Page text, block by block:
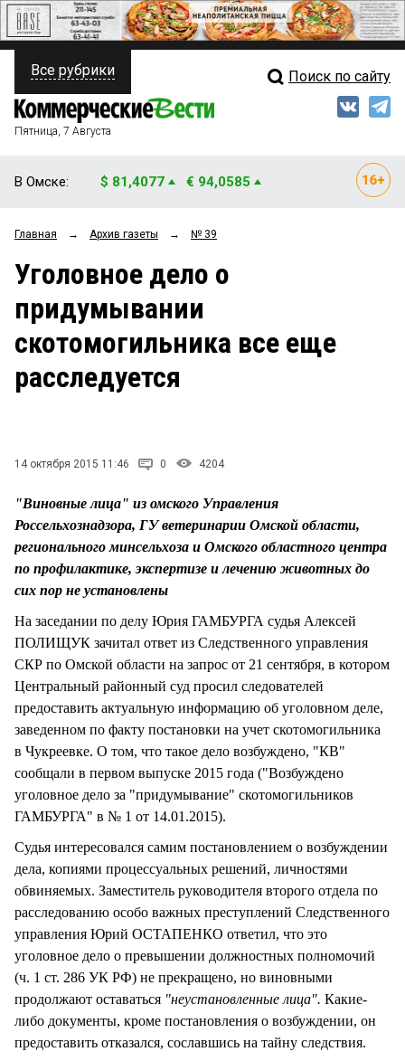
ПОЛИТИКА
ФИНАНСЫ
ОБЩЕСТВО
ЗАКОН
НОВОСТИ КОМПАНИЙ
Свежий выпуск
Архив
Все рубрики Поиск по сайту
Пятница, 7 Августа
В Омске: $ 81,4077 € 94,0585
Главная → Архив газеты → № 39
Уголовное дело о
придумывании
скотомогильника все еще
расследуется
14 октября 2015 11:46 0 4204
"Виновные лица" из омского Управления
Россельхознадзора, ГУ ветеринарии Омской области,
регионального минсельхоза и Омского областного центра
по профилактике, экспертизе и лечению животных до
сих пор не установлены
На заседании по делу Юрия ГАМБУРГА судья Алексей
ПОЛИЩУК зачитал ответ из Следственного управления
СКР по Омской области на запрос от 21 сентября, в котором
Центральный районный суд просил следователей
предоставить актуальную информацию об уголовном деле,
заведенном по факту постановки на учет скотомогильника
в Чукреевке. О том, что такое дело возбуждено, "КВ"
сообщали в первом выпуске 2015 года ("Возбуждено
уголовное дело за "придумывание" скотомогильников
ГАМБУРГА" в № 1 от 14.01.2015).
Судья интересовался самим постановлением о возбуждении
дела, копиями процессуальных решений, личностями
обвиняемых. Заместитель руководителя второго отдела по
расследованию особо важных преступлений Следственного
управления Юрий ОСТАПЕНКО ответил, что это
уголовное дело о превышении должностных полномочий
(ч. 1 ст. 286 УК РФ) не прекращено, но виновными
продолжают оставаться "неустановленные лица". Какие-
либо документы, кроме постановления о возбуждении, он
предоставить отказался, сославшись на тайну следствия.